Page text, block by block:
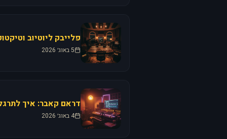
פלייבק ליוטיוב
5 באוג׳ 2026
דראם קאבר: איך
4 באוג׳ 2026